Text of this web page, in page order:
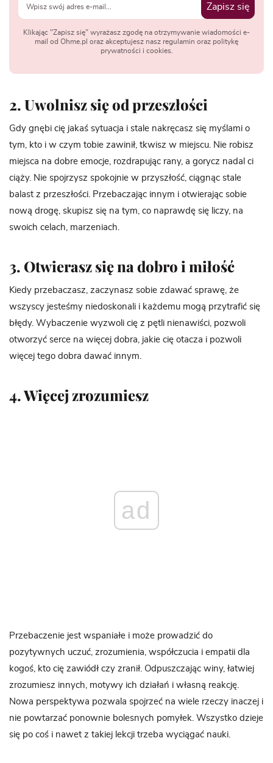
Zapisz się
Klikając "Zapisz się" wyrażasz zgodę na otrzymywanie wiadomości e-
mail od Ohme.pl oraz akceptujesz nasz regulamin oraz politykę
prywatności i cookies.
2. Uwolnisz się od przeszłości
Gdy gnębi cię jakaś sytuacja i stale nakręcasz się myślami o
tym, kto i w czym tobie zawinił, tkwisz w miejscu. Nie robisz
miejsca na dobre emocje, rozdrapując rany, a gorycz nadal ci
ciąży. Nie spojrzysz spokojnie w przyszłość, ciągnąc stale
balast z przeszłości. Przebaczając innym i otwierając sobie
nową drogę, skupisz się na tym, co naprawdę się liczy, na
swoich celach, marzeniach.
3. Otwierasz się na dobro i miłość
Kiedy przebaczasz, zaczynasz sobie zdawać sprawę, że
wszyscy jesteśmy niedoskonali i każdemu mogą przytrafić się
błędy. Wybaczenie wyzwoli cię z pętli nienawiści, pozwoli
otworzyć serce na więcej dobra, jakie cię otacza i pozwoli
więcej tego dobra dawać innym.
4. Więcej zrozumiesz
ad
Przebaczenie jest wspaniałe i może prowadzić do
pozytywnych uczuć, zrozumienia, współczucia i empatii dla
kogoś, kto cię zawiódł czy zranił. Odpuszczając winy, łatwiej
zrozumiesz innych, motywy ich działań i własną reakcję.
Nowa perspektywa pozwala spojrzeć na wiele rzeczy inaczej i
nie powtarzać ponownie bolesnych pomyłek. Wszystko dzieje
się po coś i nawet z takiej lekcji trzeba wyciągać nauki.